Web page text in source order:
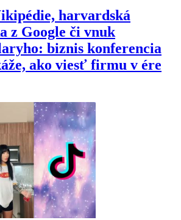
harvardská
z Google či vnuk
biznis konferencia
ako viesť firmu v ére